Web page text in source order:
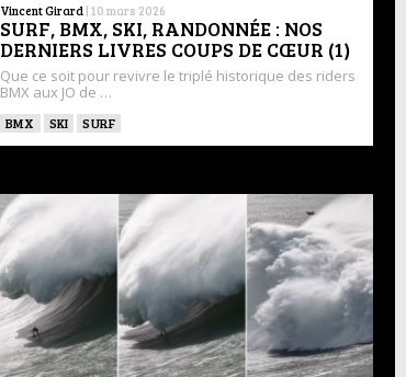
Vincent Girard | 10 mars 2026
SURF, BMX, SKI, RANDONNÉE : NOS
DERNIERS LIVRES COUPS DE CŒUR (1)
Que ce soit pour revivre le triplé historique des riders
BMX aux JO de …
BMX SKI SURF